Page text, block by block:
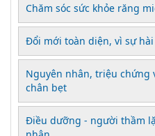
Chăm sóc sức khỏe răng
Đổi mới toàn diện, vì sự
Nguyên nhân, triệu chứng
chân bẹt
Điều dưỡng - người thầm